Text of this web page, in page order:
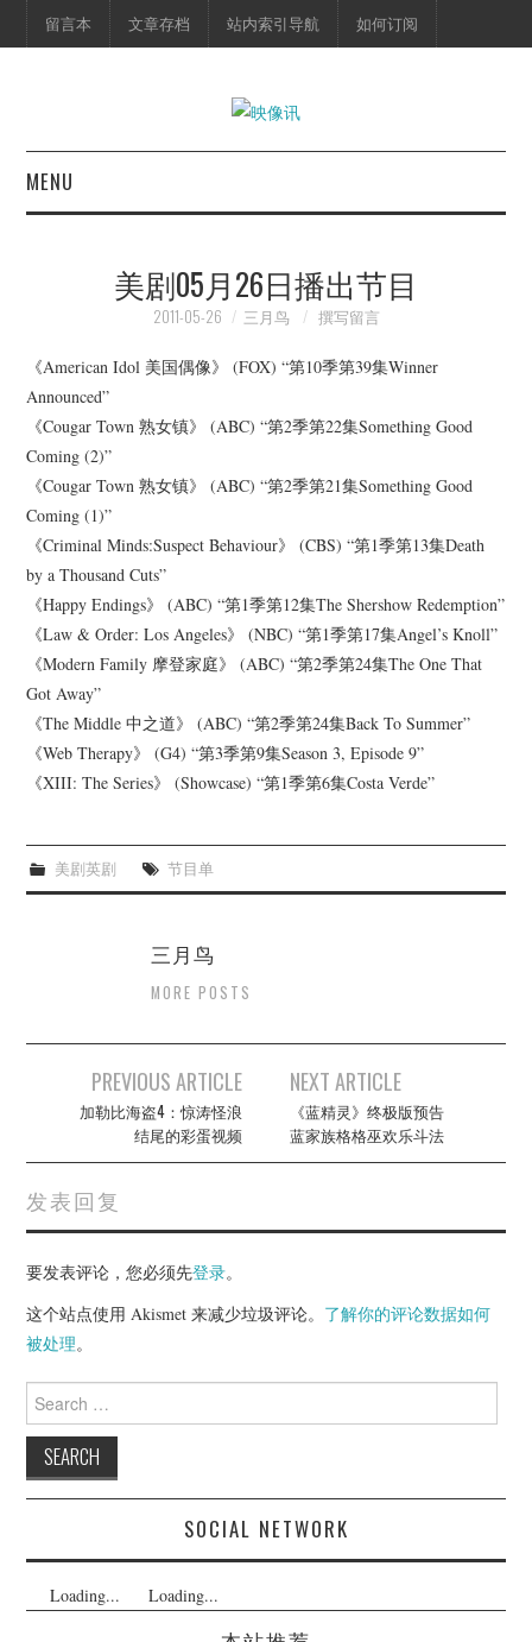
留言本 文章存档 站内索引导航 如何订阅
MENU
映像快讯
预告片
海报剧照
脱口秀
杂七杂八
美剧英剧
电影档期
推荐电影
美剧05月26日播出节目
2011-05-26 三月鸟 撰写留言
《American Idol 美国偶像》 (FOX) “第10季第39集Winner
Announced”
《Cougar Town 熟女镇》 (ABC) “第2季第22集Something Good
Coming (2)”
《Cougar Town 熟女镇》 (ABC) “第2季第21集Something Good
Coming (1)”
《Criminal Minds:Suspect Behaviour》 (CBS) “第1季第13集Death
by a Thousand Cuts”
《Happy Endings》 (ABC) “第1季第12集The Shershow Redemption”
《Law & Order: Los Angeles》 (NBC) “第1季第17集Angel’s Knoll”
《Modern Family 摩登家庭》 (ABC) “第2季第24集The One That
Got Away”
《The Middle 中之道》 (ABC) “第2季第24集Back To Summer”
《Web Therapy》 (G4) “第3季第9集Season 3, Episode 9”
《XIII: The Series》 (Showcase) “第1季第6集Costa Verde”
美剧英剧 节目单
三月鸟
MORE POSTS
navigation
PREVIOUS ARTICLE
加勒比海盗4：惊涛怪浪
结尾的彩蛋视频
NEXT ARTICLE
《蓝精灵》终极版预告
蓝家族格格巫欢乐斗法
发表回复
要发表评论，您必须先登录。
这个站点使用 Akismet 来减少垃圾评论。 了解你的评论数据如何
被处理。
Search
for:
SOCIAL NETWORK
Loading... Loading...